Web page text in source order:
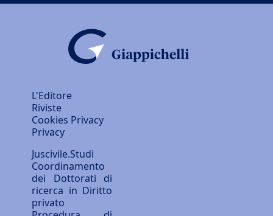
L'Editore
Riviste
Cookies Privacy
Privacy
Juscivile.Studi
Coordinamento
dei Dottorati di
ricerca in Diritto
privato